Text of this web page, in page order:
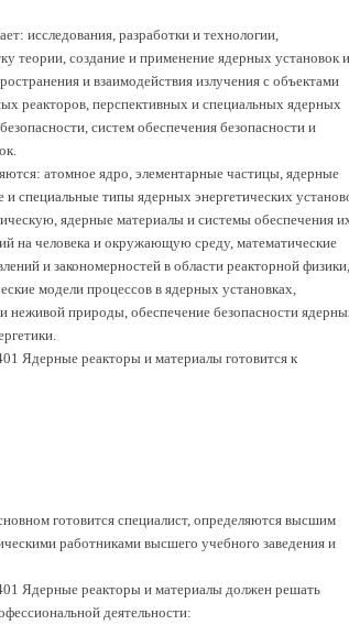
исследования, разработки и технологии,
теории, создание и применение ядерных установок и
и взаимодействия излучения с объектами
реакторов, перспективных и специальных ядерных
систем обеспечения безопасности и
атомное ядро, элементарные частицы, ядерные
специальные типы ядерных энергетических
ядерные материалы и системы обеспечения
на человека и окружающую среду, математические
и закономерностей в области реакторной физики,
модели процессов в ядерных установках,
неживой природы, обеспечение безопасности
Ядерные реакторы и материалы готовится к
готовится специалист, определяются высшим
работниками высшего учебного заведения и
Ядерные реакторы и материалы должен решать
деятельности: